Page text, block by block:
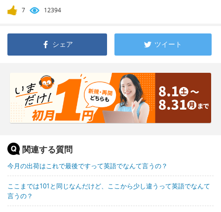
7 12394
シェア ツイート
関連する質問
今月の出荷はこれで最後ですって英語でなんて言うの？
ここまでは101と同じなんだけど、ここから少し違うって英語でなんて
言うの？